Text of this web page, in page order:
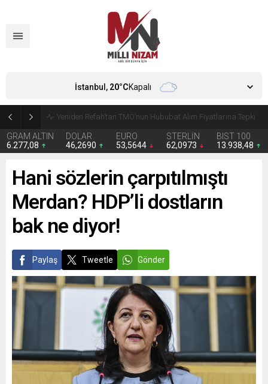
CHP’de Günaydın ve Başarır’ın grup başkanvekilliği düştü
GRAM ALTIN
6.277,08
DOLAR
46,2690
EURO
53,5644
STERLİN
62,0973
BIST 100
13.938,48
İstanbul, 20°CKapalı
Hani sözlerin çarpıtılmıştı
Merdan? HDP’li dostların
bak ne diyor!
Paylaş Tweetle Gönder